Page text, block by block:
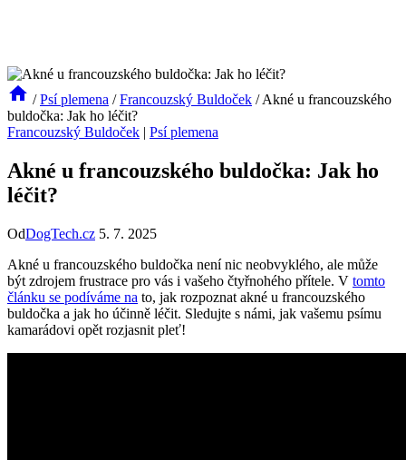
/ Psí plemena / Francouzský Buldoček / Akné u francouzského
buldočka: Jak ho léčit?
Francouzský Buldoček | Psí plemena
Akné u francouzského buldočka: Jak ho
léčit?
OdDogTech.cz 5. 7. 2025
Akné u francouzského buldočka není nic neobvyklého, ale může
být zdrojem frustrace pro vás i vašeho čtyřnohého přítele. V tomto
článku se podíváme na to, jak rozpoznat akné u francouzského
buldočka a jak ho účinně léčit. Sledujte s námi, jak vašemu psímu
kamarádovi opět rozjasnit pleť!